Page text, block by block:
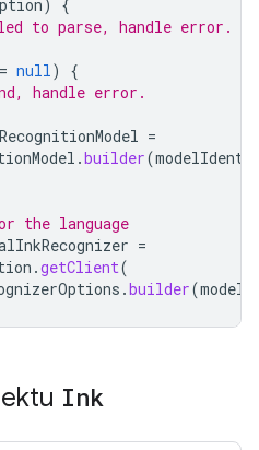
)
{
to parse, handle error.
null)
{
handle error.
=
.builder(
the language
=
.getClient(
.builder(model
Ink